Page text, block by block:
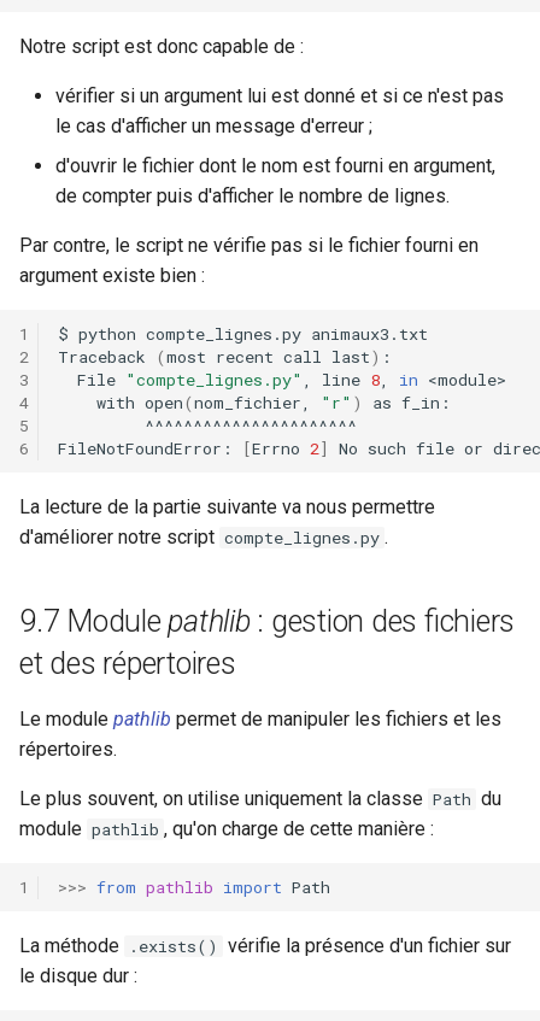
Notre script est donc capable de :
vérifier si un argument lui est donné et si ce n'est pas
le cas d'afficher un message d'erreur ;
d'ouvrir le fichier dont le nom est fourni en argument,
de compter puis d'afficher le nombre de lignes.
Par contre, le script ne vérifie pas si le fichier fourni en
argument existe bien :
$ python compte_lignes.py
Traceback
(most recent call last)
File "compte_lignes.py" line 8 in
with open(nom_fichier, "r" ) as
FileNotFoundError:
[Errno 2] No such file or
La lecture de la partie suivante va nous permettre
d'améliorer notre script compte_lignes.py .
9.7 Modulepathlib : gestion des fichiers
et des répertoires
Le module pathlib permet de manipuler les fichiers et les
répertoires.
Le plus souvent, on utilise uniquement la classe Path du
module pathlib , qu'on charge de cette manière :
>>> from pathlib import Path
La méthode .exists()
vérifie la présence d'un fichier sur
le disque dur :